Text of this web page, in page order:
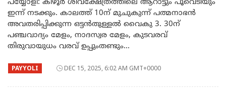
പയ്യോളി: കീഴൂർ ശിവക്ഷേത്രത്തിലെ ആറാട്ടും പൂവെടിയും
ഇന്ന് നടക്കും. കാലത്ത് 10ന് മുചുകുന്ന് പത്മനാഭൻ
അവതരിപ്പിക്കുന്ന ഒട്ടൻതുള്ളൽ വൈകു 3. 30ന്
പഞ്ചവാദ്യം മേളം, നാദസ്വര മേളം, കുടവരവ്
തിരുവായുധം വരവ് ഉപ്പുംതണ്ടും...
PAYYOLI DEC 15, 2025, 6:02 AM GMT+0000